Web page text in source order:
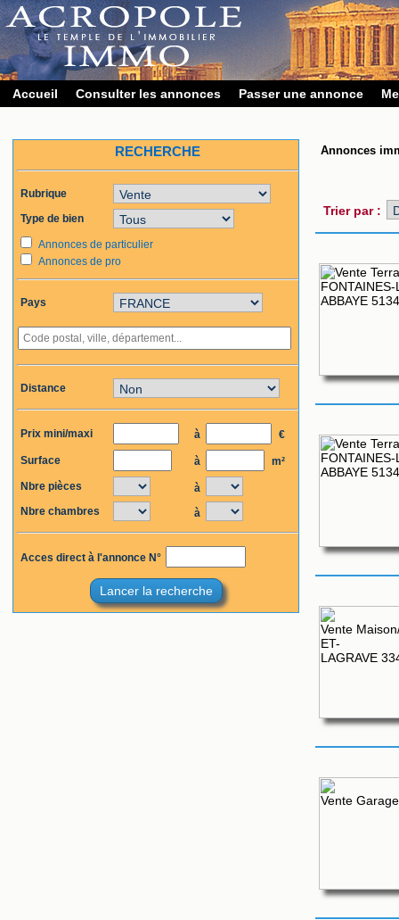
Accueil Consulter les annonces Passer une annonce
RECHERCHE
Rubrique
Type de bien
Annonces de particulier
Annonces de pro
Pays
Distance
Prix mini/maxi à €
Surface à
m²
Nbre pièces
à
Nbre chambres
à
Acces direct à l'annonce N°
Lancer la recherche
Annonces
Trier par :